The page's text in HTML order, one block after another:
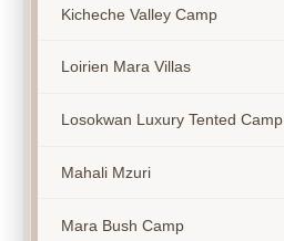
Kicheche Valley Camp
Loirien Mara Villas
Losokwan Luxury Tented Camp
Mahali Mzuri
Mara Bush Camp